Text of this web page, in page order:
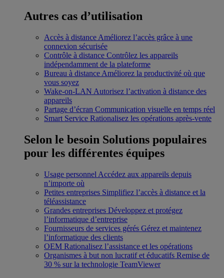
Autres cas d’utilisation
Accès à distance Améliorez l’accès grâce à une
connexion sécurisée
Contrôle à distance Contrôlez les appareils
indépendamment de la plateforme
Bureau à distance Améliorez la productivité où que
vous soyez
Wake-on-LAN Autorisez l’activation à distance des
appareils
Partage d’écran Communication visuelle en temps réel
Smart Service Rationalisez les opérations après-vente
Selon le besoin Solutions populaires
pour les différentes équipes
Usage personnel Accédez aux appareils depuis
n’importe où
Petites entreprises Simplifiez l’accès à distance et la
téléassistance
Grandes entreprises Développez et protégez
l’informatique d’entreprise
Fournisseurs de services gérés Gérez et maintenez
l’informatique des clients
OEM Rationalisez l’assistance et les opérations
Organismes à but non lucratif et éducatifs Remise de
30 % sur la technologie TeamViewer